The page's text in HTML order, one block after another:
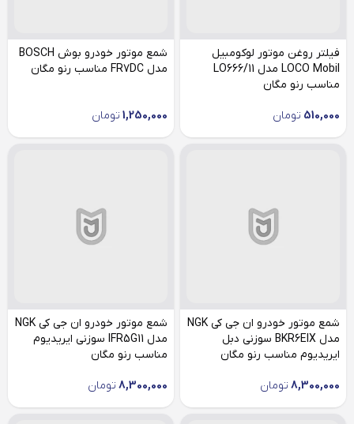
فیلتر روغن موتور لوکومبیل
LOCO Mobil مدل LO666/11
مناسب رنو مگان
510,000 تومان
شمع موتور خودرو بوش BOSCH
مدل FR7DC مناسب رنو مگان
1,250,000 تومان
شمع موتور خودرو ان جی کی NGK
مدل BKR6EIX سوزنی دبل
ایریدیوم مناسب رنو مگان
8,300,000 تومان
شمع موتور خودرو ان جی کی NGK
مدل IFR5G11 سوزنی ایریدیوم
مناسب رنو مگان
8,300,000 تومان